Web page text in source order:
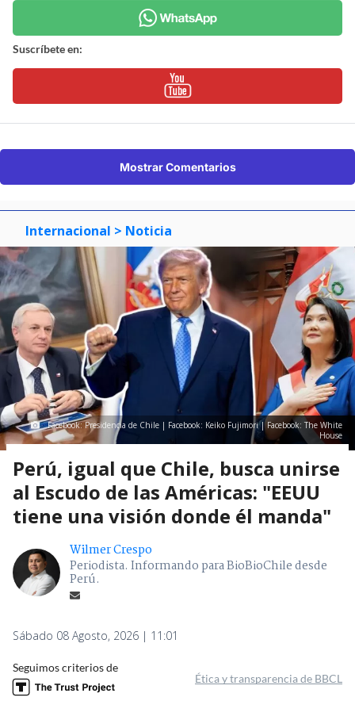
Suscríbete en:
Mostrar Comentarios
Internacional > Noticia
Facebook: Presidencia de Chile | Facebook: Keiko Fujimori | Facebook: The White
House
Perú, igual que Chile, busca unirse
al Escudo de las Américas: "EEUU
tiene una visión donde él manda"
Wilmer Crespo
Periodista. Informando para BioBioChile desde
Perú.
Sábado 08 Agosto, 2026 | 11:01
Seguimos criterios de
Ética y transparencia de BBCL